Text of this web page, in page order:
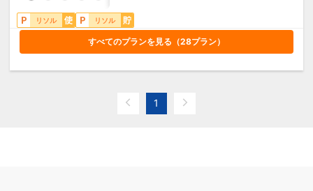
【賞味期限】冷凍30日
【7大アレルゲン】小麦
【商品コード】UN91214
リソル リソル
すべてのプランを見る（28プラン）
1